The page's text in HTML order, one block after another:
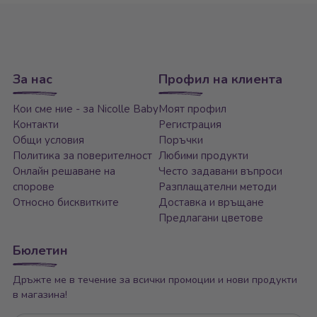
За нас
Кои сме ние - за Nicolle Baby
Контакти
Общи условия
Политика за поверителност
Онлайн решаване на
спорове
Относно бисквитките
Профил на клиента
Моят профил
Регистрация
Поръчки
Любими продукти
Често задавани въпроси
Разплащателни методи
Доставка и връщане
Предлагани цветове
Бюлетин
Дръжте ме в течение за всички промоции и нови продукти
в магазина!